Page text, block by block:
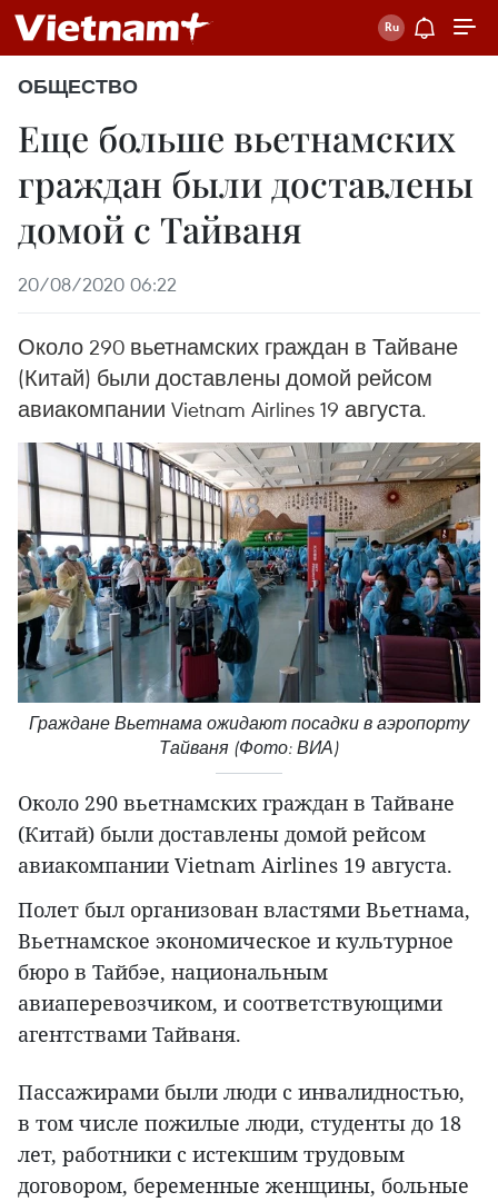
ОБЩЕСТВО
Еще больше вьетнамских
граждан были доставлены
домой с Тайваня
20/08/2020 06:22
Около 290 вьетнамских граждан в Тайване
(Китай) были доставлены домой рейсом
авиакомпании Vietnam Airlines 19 августа.
Граждане Вьетнама ожидают посадки в аэропорту
Тайваня (Фото: ВИА)
Около 290 вьетнамских граждан в Тайване
(Китай) были доставлены домой рейсом
авиакомпании Vietnam Airlines 19 августа.
Полет был организован властями Вьетнама,
Вьетнамское экономическое и культурное
бюро в Тайбэе, национальным
авиаперевозчиком, и соответствующими
агентствами Тайваня.
Пассажирами были люди с инвалидностью,
в том числе пожилые люди, студенты до 18
лет, работники с истекшим трудовым
договором, беременные женщины, больные